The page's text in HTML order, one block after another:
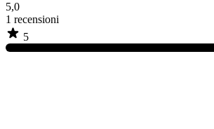
5,0
1 recensioni
5